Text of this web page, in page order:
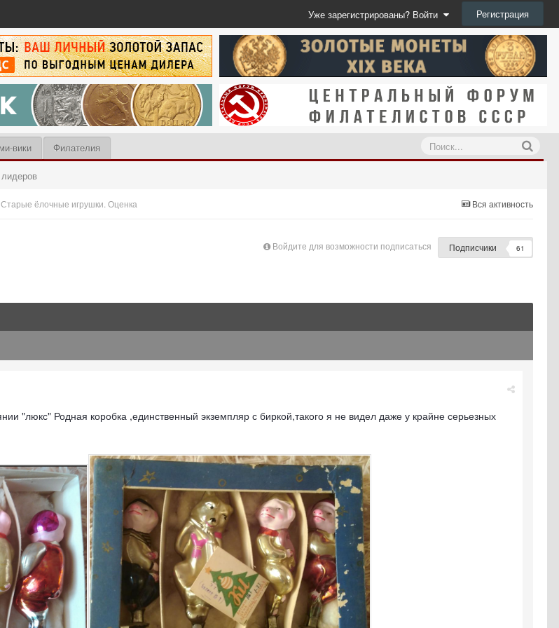
Уже зарегистрированы? Войти Регистрация
вики Филателия
Вся активность
ёлочные игрушки. Оценка
Войдите для возможности подписаться Подписчики 61
"люкс" Родная коробка ,единственный экземпляр с биркой,такого я не видел даже у крайне серьезных